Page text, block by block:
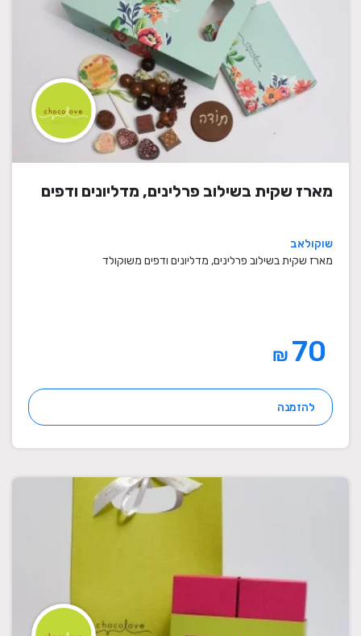
מארז שקית בשילוב פרלינים, מדליונים ודפים
שוקולאב
מארז שקית בשילוב פרלינים, מדליונים ודפים משוקולד
₪
להזמנה